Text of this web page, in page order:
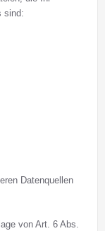
sind:
Datenquellen
von Art. 6 Abs.